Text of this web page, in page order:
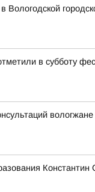
Вологодской
в субботу